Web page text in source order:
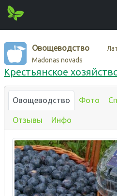
Овощеводство
Madonas novads
Крестьянское
Овощеводство Фото
Отзывы Инфо